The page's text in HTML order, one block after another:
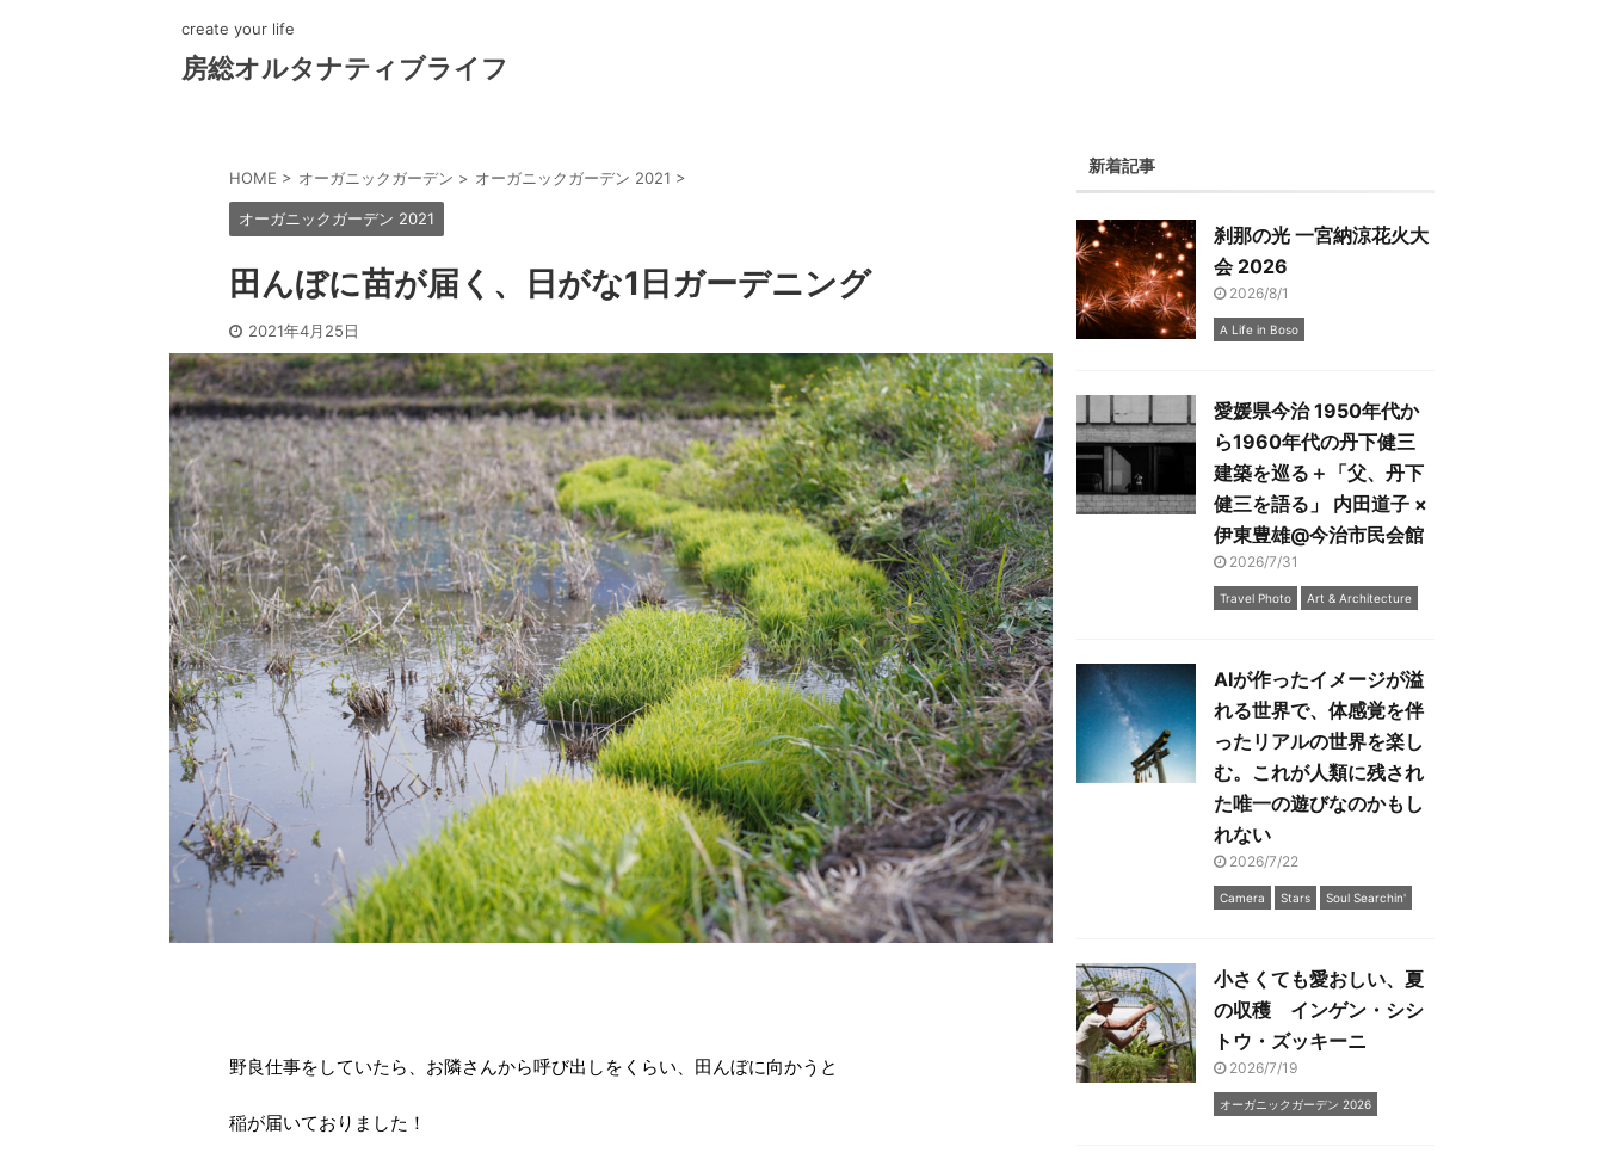
create your life
房総オルタナティブライフ
HOME > オーガニックガーデン > オーガニックガーデン 2021 >
オーガニックガーデン 2021
田んぼに苗が届く、日がな1日ガーデニング
2021年4月25日
野良仕事をしていたら、お隣さんから呼び出しをくらい、田んぼに向かうと
稲が届いておりました！
新着記事
刹那の光 一宮納涼花火大
会 2026
2026/8/1
A Life in Boso
愛媛県今治 1950年代か
ら1960年代の丹下健三
建築を巡る＋「父、丹下
健三を語る」 内田道子 ×
伊東豊雄@今治市民会館
2026/7/31
Travel Photo Art & Architecture
AIが作ったイメージが溢
れる世界で、体感覚を伴
ったリアルの世界を楽し
む。これが人類に残され
た唯一の遊びなのかもし
れない
2026/7/22
Camera Stars Soul Searchin'
小さくても愛おしい、夏
の収穫 インゲン・シシ
トウ・ズッキーニ
2026/7/19
オーガニックガーデン 2026